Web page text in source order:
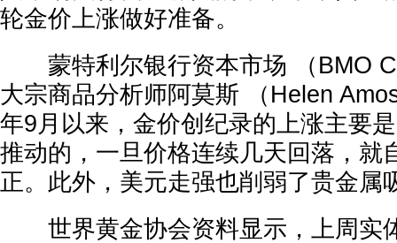
轮金价上涨做好准备。
蒙特利尔银行资本市场 （BMO
大宗商品分析师阿莫斯 （Helen
年9月以来，金价创纪录的上涨主要
推动的，一旦价格连续几天回落，就
正。此外，美元走强也削弱了贵金属
世界黄金协会资料显示，上周实